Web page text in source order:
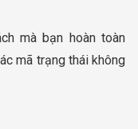
mà bạn hoàn toàn
mã trạng thái không